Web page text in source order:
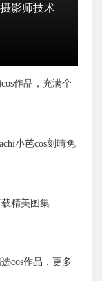
影师技术
作品，充满个
小芭cos刻晴免
精美图集
cos作品，更多